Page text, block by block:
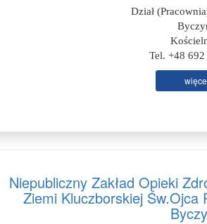
Dział
Tel. +48
Niepubliczny Zakład Opieki
Ziemi Kluczborskiej Św.Ojca